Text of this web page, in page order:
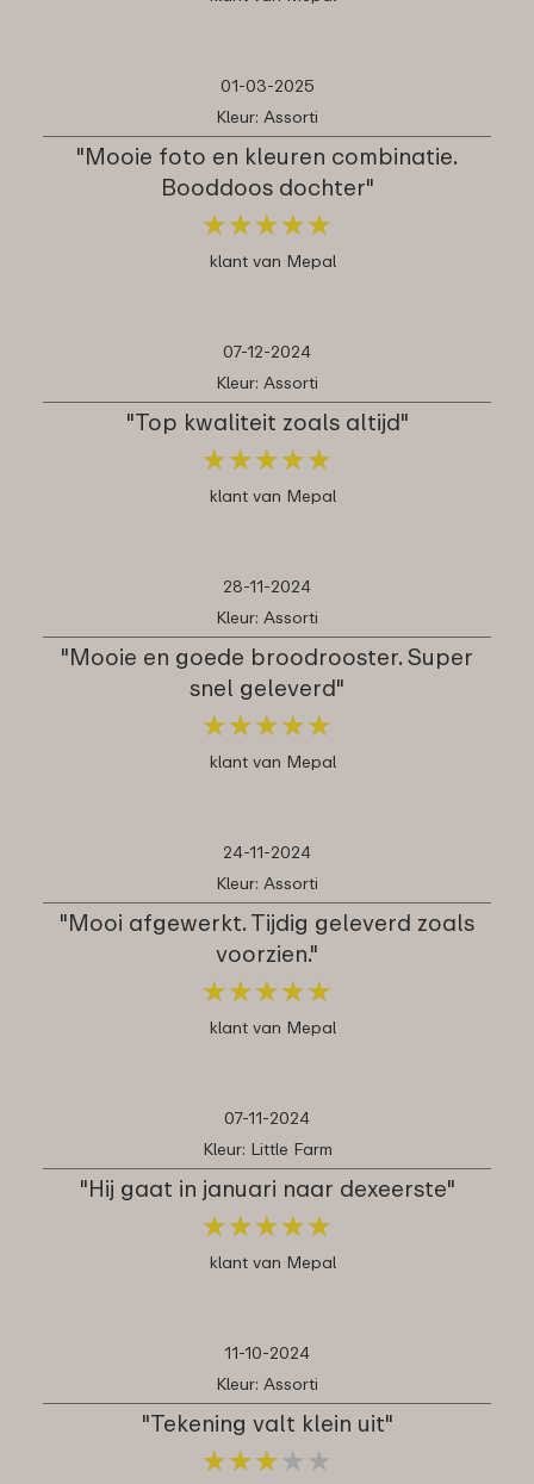
01-03-2025
Kleur: Assorti
"Mooie foto en kleuren combinatie.
Booddoos dochter"
★★★★★
★★★★★
klant van Mepal
07-12-2024
Kleur: Assorti
"Top kwaliteit zoals altijd"
★★★★★
★★★★★
klant van Mepal
28-11-2024
Kleur: Assorti
"Mooie en goede broodrooster. Super
snel geleverd"
★★★★★
★★★★★
klant van Mepal
24-11-2024
Kleur: Assorti
"Mooi afgewerkt. Tijdig geleverd zoals
voorzien."
★★★★★
★★★★★
klant van Mepal
07-11-2024
Kleur: Little Farm
"Hij gaat in januari naar dexeerste"
★★★★★
★★★★★
klant van Mepal
11-10-2024
Kleur: Assorti
"Tekening valt klein uit"
★★★ ★ ★
★★★ ★ ★